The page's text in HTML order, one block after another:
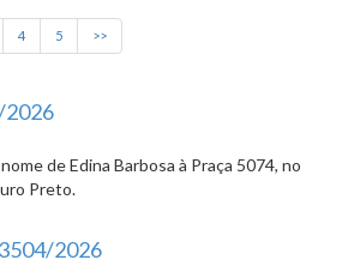
4 5 >>
2026
de Edina Barbosa à Praça 5074, no
Preto.
2026